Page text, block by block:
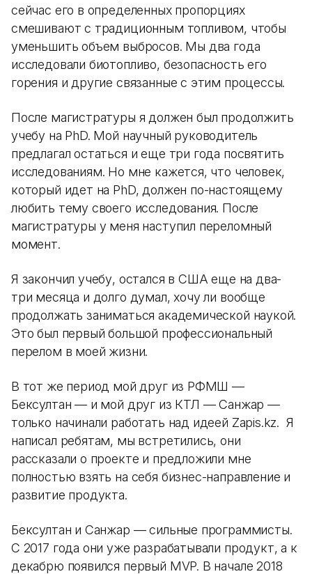
сейчас его в определенных пропорциях
смешивают с традиционным топливом, чтобы
уменьшить объем выбросов. Мы два года
исследовали биотопливо, безопасность его
горения и другие связанные с этим процессы.
После магистратуры я должен был продолжить
учебу на PhD. Мой научный руководитель
предлагал остаться и еще три года посвятить
исследованиям. Но мне кажется, что человек,
который идет на PhD, должен по-настоящему
любить тему своего исследования. После
магистратуры у меня наступил переломный
момент.
Я закончил учебу, остался в США еще на два-
три месяца и долго думал, хочу ли вообще
продолжать заниматься академической наукой.
Это был первый большой профессиональный
перелом в моей жизни.
В тот же период мой друг из РФМШ —
Бексултан — и мой друг из КТЛ — Санжар —
только начинали работать над идеей Zapis.kz. Я
написал ребятам, мы встретились, они
рассказали о проекте и предложили мне
полностью взять на себя бизнес-направление и
развитие продукта.
Бексултан и Санжар — сильные программисты.
С 2017 года они уже разрабатывали продукт, а к
декабрю появился первый MVP. В начале 2018